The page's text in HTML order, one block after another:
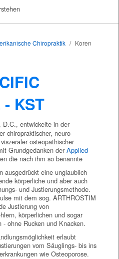
Chiropraktik / Koren
- KST
, D.C., entwickelte in der
chiropraktischer, neuro-
osteopathischer
Grundgedanken der Applied
die nach ihm so benannte
ausgedrückt eine unglaublich
körperliche und aber auch
und Justierungsmethode.
mit dem sog. ARTHROSTIM
Justierung von
körperlichen und sogar
ohne Rucken und Knacken.
erlaubt
vom Säuglings- bis ins
wie Osteoporose.